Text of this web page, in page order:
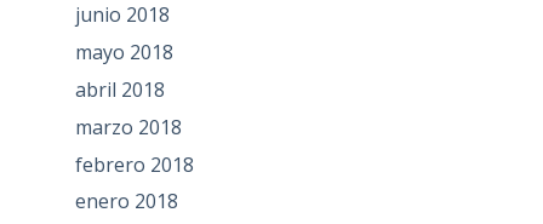
junio 2018
mayo 2018
abril 2018
marzo 2018
febrero 2018
enero 2018